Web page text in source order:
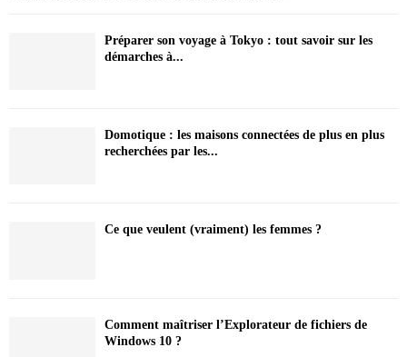
Préparer son voyage à Tokyo : tout savoir sur les
démarches à...
Domotique : les maisons connectées de plus en plus
recherchées par les...
Ce que veulent (vraiment) les femmes ?
Comment maîtriser l’Explorateur de fichiers de
Windows 10 ?